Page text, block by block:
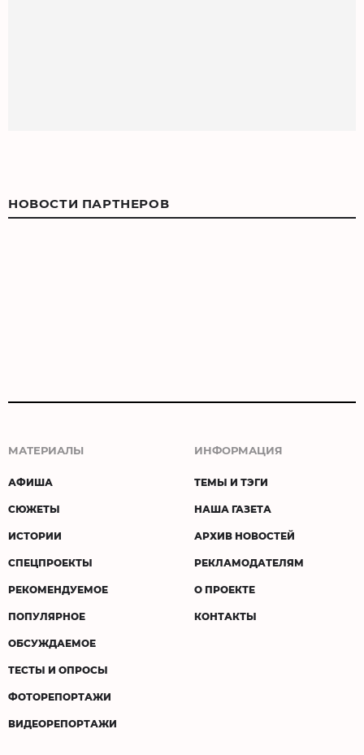
НОВОСТИ ПАРТНЕРОВ
МАТЕРИАЛЫ
АФИША
СЮЖЕТЫ
ИСТОРИИ
СПЕЦПРОЕКТЫ
РЕКОМЕНДУЕМОЕ
ПОПУЛЯРНОЕ
ОБСУЖДАЕМОЕ
ТЕСТЫ И ОПРОСЫ
ФОТОРЕПОРТАЖИ
ВИДЕОРЕПОРТАЖИ
ИНФОРМАЦИЯ
ТЕМЫ И ТЭГИ
НАША ГАЗЕТА
АРХИВ НОВОСТЕЙ
РЕКЛАМОДАТЕЛЯМ
О ПРОЕКТЕ
КОНТАКТЫ